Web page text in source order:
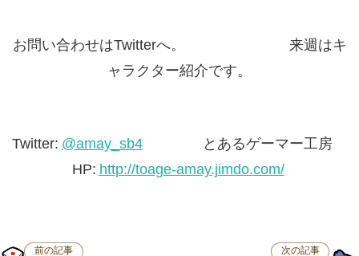
お問い合わせはTwitterへ。 来週はキ
ャラクター紹介です。
Twitter: @amay_sb4
とあるゲーマー工房
HP: http://toage-amay.jimdo.com/
前の記事 次の記事